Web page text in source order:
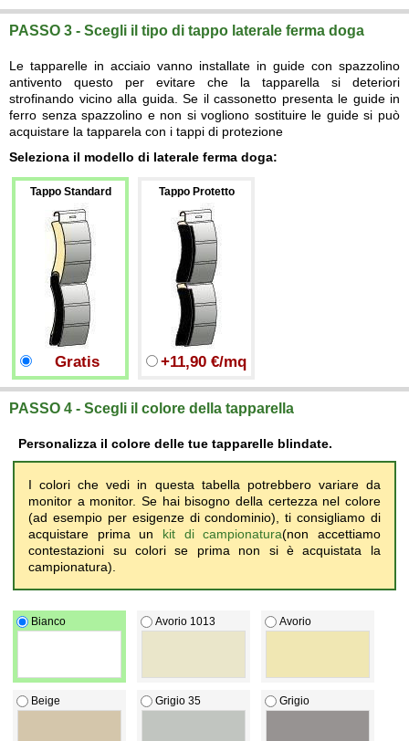
PASSO 3 - Scegli il tipo di tappo laterale ferma doga
Le tapparelle in acciaio vanno installate in guide con spazzolino
antivento questo per evitare che la tapparella si deteriori
strofinando vicino alla guida. Se il cassonetto presenta le guide in
ferro senza spazzolino e non si vogliono sostituire le guide si può
acquistare la tapparela con i tappi di protezione
Seleziona il modello di laterale ferma doga:
Tappo Standard
Gratis
Tappo Protetto
+11,90 €/mq
PASSO 4 - Scegli il colore della tapparella
Personalizza il colore delle tue tapparelle blindate.
I colori che vedi in questa tabella potrebbero variare da
monitor a monitor. Se hai bisogno della certezza nel colore
(ad esempio per esigenze di condominio), ti consigliamo di
acquistare prima un kit di campionatura(non accettiamo
contestazioni su colori se prima non si è acquistata la
campionatura).
Bianco Avorio 1013 Avorio
Beige Grigio 35 Grigio